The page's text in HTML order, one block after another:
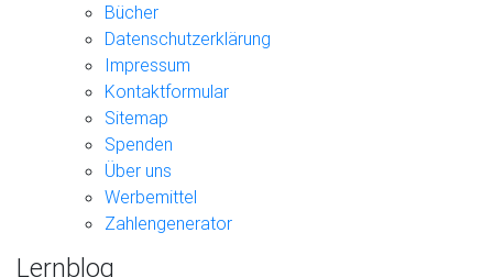
Bücher
Datenschutzerklärung
Impressum
Kontaktformular
Sitemap
Spenden
Über uns
Werbemittel
Zahlengenerator
Lernblog